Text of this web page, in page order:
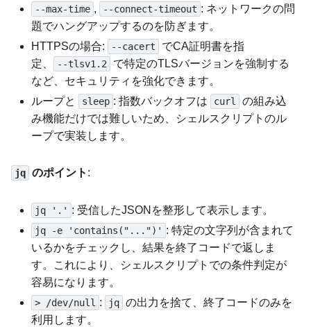
--max-time , --connect-timeout : ネットワークの問
題でハングアップするのを防ぎます。
HTTPSの場合:
--cacert
でCA証明書を指
定、
--tlsv1.2
で特定のTLSバージョンを強制する
など、セキュリティを強化できます。
ループと
sleep : 指数バックオフは curl
の組み込
み機能だけでは難しいため、シェルスクリプトのル
ープで実装します。
jq のポイント :
jq '.' : 受信したJSONを整形して表示します。
jq -e 'contains("...")' : 特定の文字列が含まれて
いるかをチェックし、結果を終了コードで返しま
す。これにより、シェルスクリプトでの条件判定が
容易になります。
> /dev/null : jq の出力を捨て、終了コードのみを
利用します。